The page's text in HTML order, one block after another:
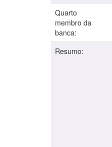
Quarto
membro da
banca:
Resumo: